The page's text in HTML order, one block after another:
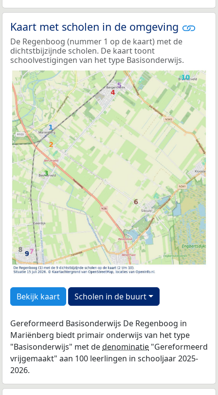
Kaart met scholen in de omgeving
De Regenboog (nummer 1 op de kaart) met de
dichtstbijzijnde scholen. De kaart toont
schoolvestigingen van het type Basisonderwijs.
Bekijk kaart Scholen in de buurt
Gereformeerd Basisonderwijs De Regenboog in
Mariënberg biedt primair onderwijs van het type
"Basisonderwijs" met dedenominatie "Gereformeerd
vrijgemaakt" aan 100 leerlingen in schooljaar 2025-
2026.